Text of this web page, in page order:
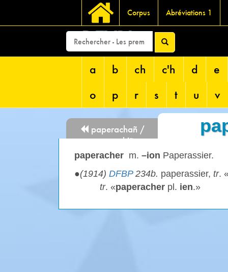
Corpus Abréviations 1
DEVRI
a b ch c'h d
e
o
p r s t u v
paperachañ /
paperachiñ
paperacher m. –ion Paperassier.
●(1914) DFBP234b. paperassier, tr.
tr. «paperacher pl. ien.»